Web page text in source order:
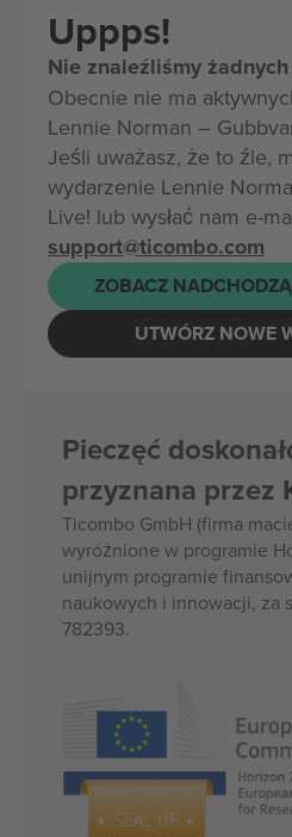
Uppps!
Nie znaleźliśmy
Obecnie nie ma
Lennie Norman –
Jeśli uważasz, że to źle,
wydarzenie Lennie
Live! lub wysłać nam e-
support@ticombo.com
ZOBACZ
UTWÓRZ NOWE
Pieczęć
przyznana przez
Ticombo GmbH (firma
wyróżnione w programie
unijnym programie
naukowych i innowacji, za
782393.